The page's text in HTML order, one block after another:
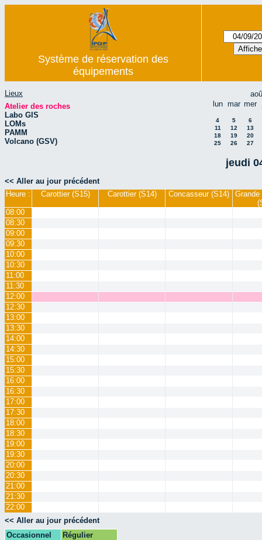
Système de réservation des
équipements
Lieux
Atelier des roches
Labo GIS
LOMs
PAMM
Volcano (GSV)
lun mar mer
4 5
6
11
12
13
18
19
20
25
26 27
jeudi
<< Aller au jour précédent
Heure :
Carottier (S15) Carottier (S14) Concasseur (S14)
08:00
08:30
09:00
09:30
10:00
10:30
11:00
11:30
12:00
12:30
13:00
13:30
14:00
14:30
15:00
15:30
16:00
16:30
17:00
17:30
18:00
18:30
19:00
19:30
20:00
20:30
21:00
21:30
22:00
<< Aller au jour précédent
Occasionnel
Régulier